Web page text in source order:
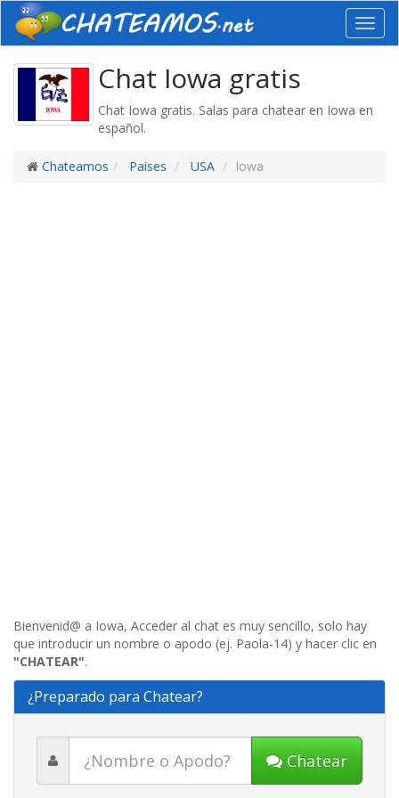
Chat Iowa gratis
Chat Iowa gratis. Salas para chatear en Iowa en
español.
Chateamos Paises USA Iowa
Bienvenid@ a Iowa, Acceder al chat es muy sencillo, solo hay
que introducir un nombre o apodo (ej. Paola-14) y hacer clic en
"CHATEAR".
¿Preparado para Chatear?
Chatear